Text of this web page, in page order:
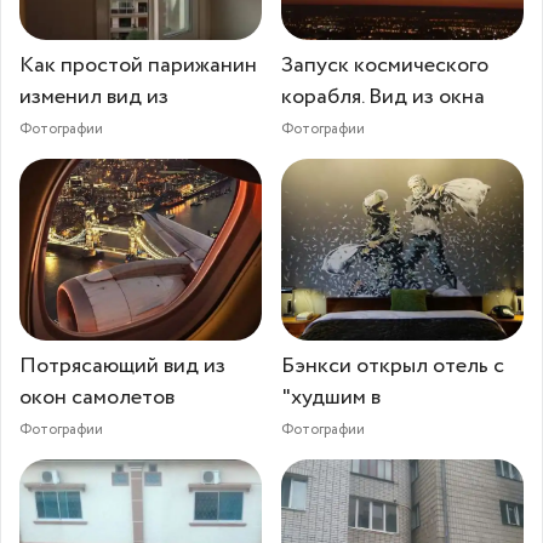
Как простой парижанин
изменил вид из
Фотографии
Запуск космического
корабля. Вид из окна
Фотографии
Потрясающий вид из
окон самолетов
Фотографии
Бэнкси открыл отель с
"худшим в
Фотографии